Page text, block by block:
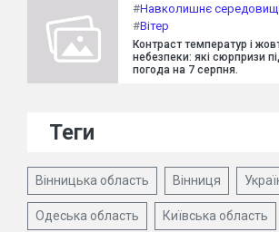
#Навколишнє
#Вітер
Контраст температур і
небезпеки: які сюрпризи
погода на 7 серпня.
Теги
Вінницька область Вінниця
Одеська область Київська область